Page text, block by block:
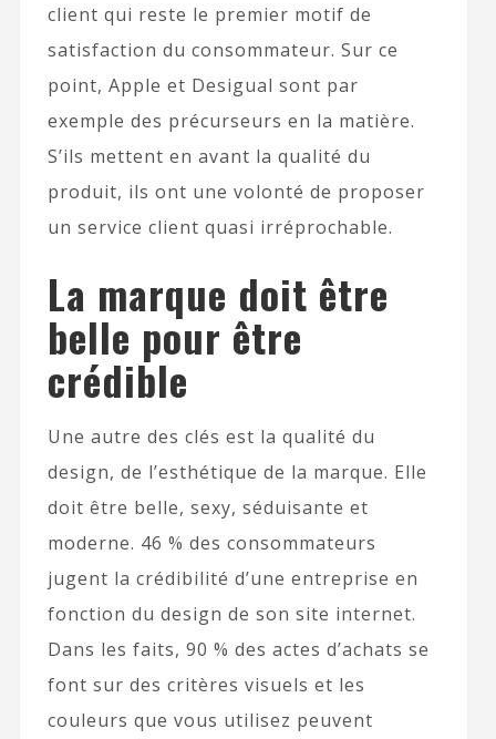
client qui reste le premier motif de
satisfaction du consommateur. Sur ce
point, Apple et Desigual sont par
exemple des précurseurs en la matière.
S’ils mettent en avant la qualité du
produit, ils ont une volonté de proposer
un service client quasi irréprochable.
La marque doit être
belle pour être
crédible
Une autre des clés est la qualité du
design, de l’esthétique de la marque. Elle
doit être belle, sexy, séduisante et
moderne. 46 % des consommateurs
jugent la crédibilité d’une entreprise en
fonction du design de son site internet.
Dans les faits, 90 % des actes d’achats se
font sur des critères visuels et les
couleurs que vous utilisez peuvent